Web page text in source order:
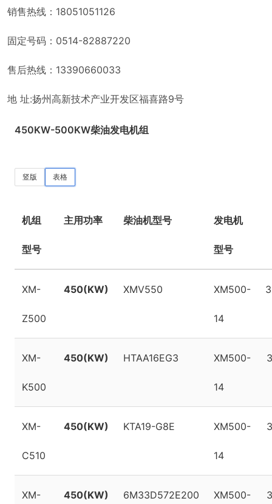
销售热线：18051051126
固定号码：0514-82887220
售后热线：13390660033
地 址:扬州高新技术产业开发区福喜路9号
450KW-500KW柴油发电机组
竖版 表格
机组
型号
主用功率 柴油机型号 发电机
型号
XM-
Z500
450(KW) XMV550 XM500-
14
XM-
K500
450(KW) HTAA16EG3 XM500-
14
XM-
C510
450(KW) KTA19-G8E XM500-
14
XM- 450(KW) 6M33D572E200 XM500-